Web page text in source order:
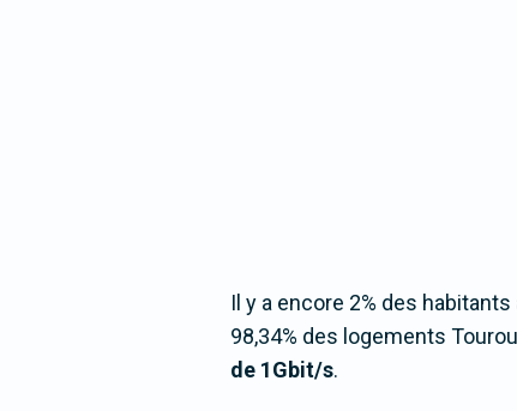
Il y a encore 2% des
98,34% des logements
de 1Gbit/s.